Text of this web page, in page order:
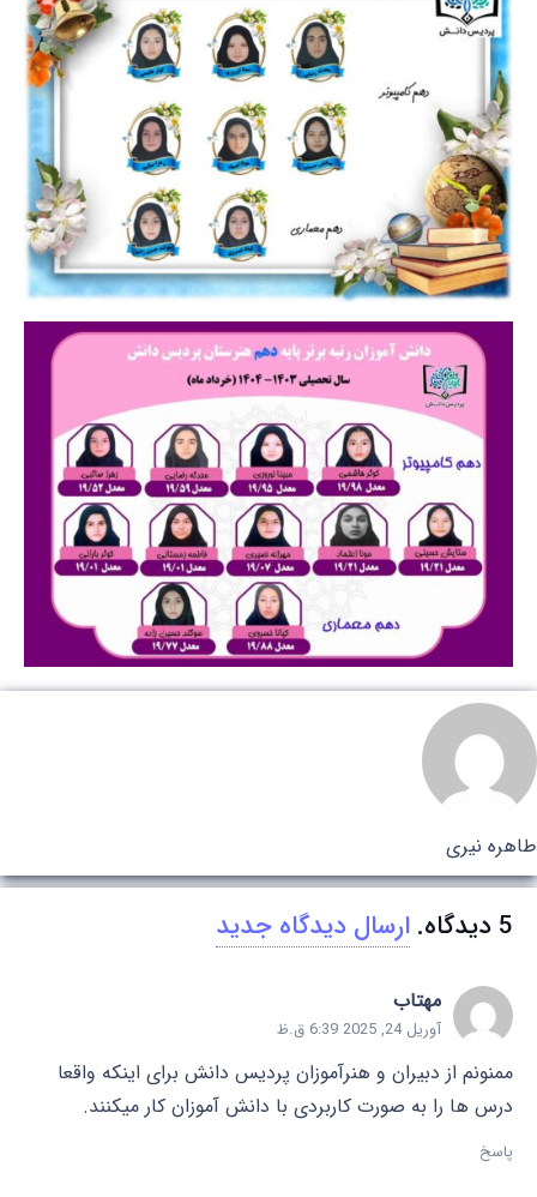
طاهره نیری
5 دیدگاه. ارسال دیدگاه جدید
مهتاب
آوریل 24, 2025 6:39 ق.ظ
ممنونم از دبیران و هنرآموزان پردیس دانش برای اینکه واقعا
درس ها را به صورت کاربردی با دانش آموزان کار میکنند.
پاسخ